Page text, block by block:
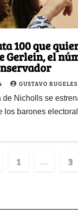
100 que
Gerlein, el
GUSTAVO RUGELES
de Nicholls se
los barones
1 … 3